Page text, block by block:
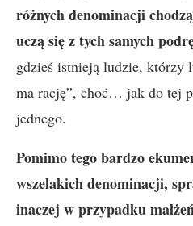
różnych denominacji
uczą się z tych samych
gdzieś istnieją ludzie, którzy
ma rację”, choć… jak do tej
jednego.
Pomimo tego bardzo
wszelakich denominacji,
inaczej w przypadku